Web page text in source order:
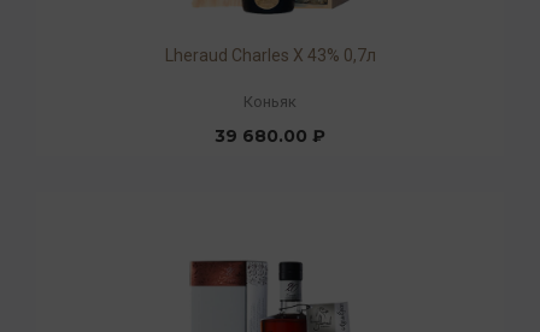
Lheraud Charles X 43% 0,7л
Коньяк
39 680.00 ₽